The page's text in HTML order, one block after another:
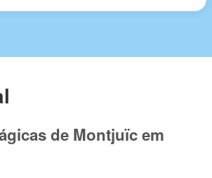
de Montjuïc em